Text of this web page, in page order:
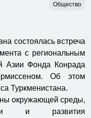
Общество
состоялась встреча
с региональным
Азии Фонда Конрада
Об этом
Туркменистана.
окружающей среды,
и развития